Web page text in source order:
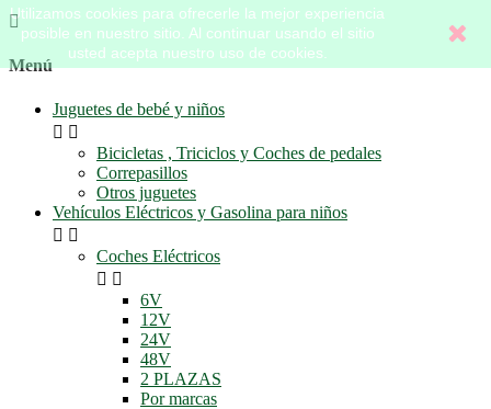
Utilizamos cookies para ofrecerle la mejor experiencia
posible en nuestro sitio. Al continuar usando el sitio
usted acepta nuestro uso de cookies.

Menú
Juguetes de bebé y niños
 
Bicicletas , Triciclos y Coches de pedales
Correpasillos
Otros juguetes
Vehículos Eléctricos y Gasolina para niños
 
Coches Eléctricos
 
6V
12V
24V
48V
2 PLAZAS
Por marcas